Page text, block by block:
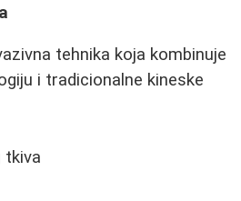
tehnika koja kombinuje
i tradicionalne kineske
tkiva